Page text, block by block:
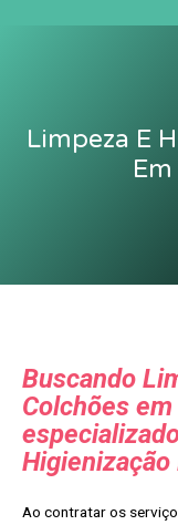
Limpeza E
Buscando
Colchões
Higienização
Ao contratar os